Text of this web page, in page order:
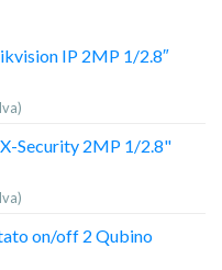
IP 2MP 1/2.8″
Security 2MP 1/2.8"
on/off 2 Qubino